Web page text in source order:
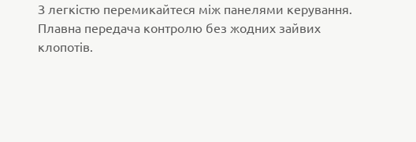
З легкістю перемикайтеся між панелями керування.
Плавна передача контролю без жодних зайвих
клопотів.